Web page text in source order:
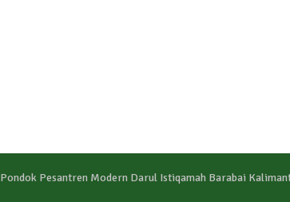
Pondok Pesantren Modern Darul Istiqamah Barabai